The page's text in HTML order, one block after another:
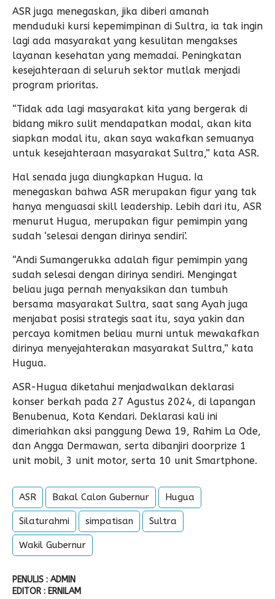
ASR juga menegaskan, jika diberi amanah
menduduki kursi kepemimpinan di Sultra, ia tak ingin
lagi ada masyarakat yang kesulitan mengakses
layanan kesehatan yang memadai. Peningkatan
kesejahteraan di seluruh sektor mutlak menjadi
program prioritas.
“Tidak ada lagi masyarakat kita yang bergerak di
bidang mikro sulit mendapatkan modal, akan kita
siapkan modal itu, akan saya wakafkan semuanya
untuk kesejahteraan masyarakat Sultra,” kata ASR.
Hal senada juga diungkapkan Hugua. Ia
menegaskan bahwa ASR merupakan figur yang tak
hanya menguasai skill leadership. Lebih dari itu, ASR
menurut Hugua, merupakan figur pemimpin yang
sudah ‘selesai dengan dirinya sendiri’.
“Andi Sumangerukka adalah figur pemimpin yang
sudah selesai dengan dirinya sendiri. Mengingat
beliau juga pernah menyaksikan dan tumbuh
bersama masyarakat Sultra, saat sang Ayah juga
menjabat posisi strategis saat itu, saya yakin dan
percaya komitmen beliau murni untuk mewakafkan
dirinya menyejahterakan masyarakat Sultra,” kata
Hugua.
ASR-Hugua diketahui menjadwalkan deklarasi
konser berkah pada 27 Agustus 2024, di lapangan
Benubenua, Kota Kendari. Deklarasi kali ini
dimeriahkan aksi panggung Dewa 19, Rahim La Ode,
dan Angga Dermawan, serta dibanjiri doorprize 1
unit mobil, 3 unit motor, serta 10 unit Smartphone.
ASR Bakal Calon Gubernur Hugua
Silaturahmi simpatisan Sultra
Wakil Gubernur
PENULIS : ADMIN
EDITOR : ERNILAM